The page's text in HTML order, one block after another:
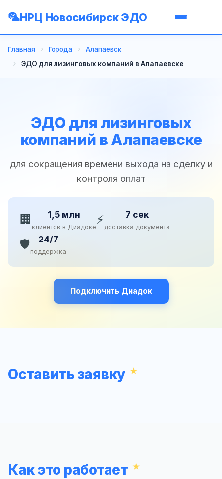
НРЦ Новосибирск ЭДО
Главная Города
Алапаевск
ЭДО для лизинговых компаний в Алапаевске
ЭДО для лизинговых
компаний в Алапаевске
для сокращения времени выхода на сделку и
контроля оплат
🏢 1,5 млн
клиентов в Диадоке⚡ 7 сек
доставка документа
🛡️ 24/7
поддержка
Подключить Диадок
Оставить заявку
Как это работает